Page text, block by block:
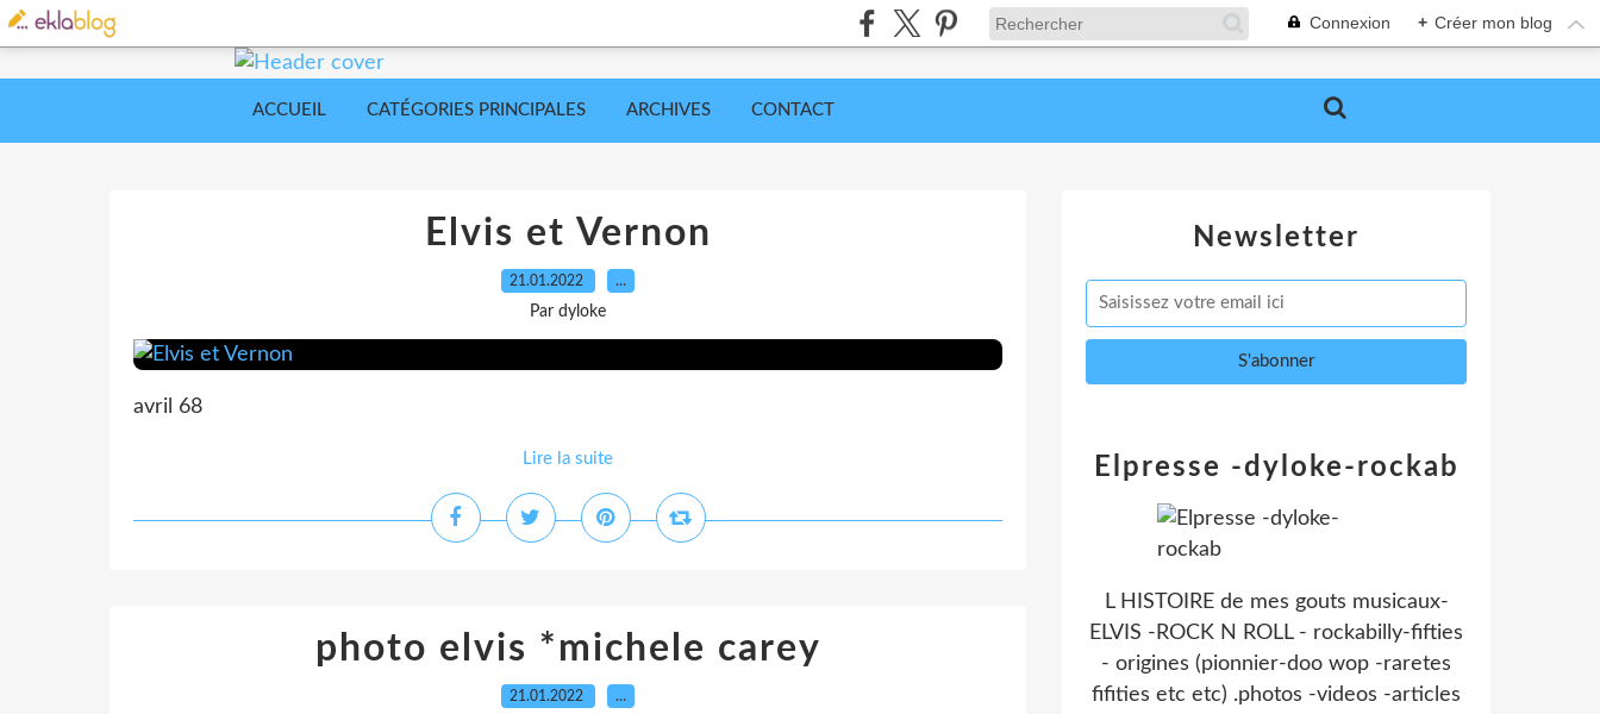
Connexion + Créer mon blog
ACCUEIL CATÉGORIES PRINCIPALES ARCHIVES CONTACT
Elvis et Vernon
21.01.2022 …
Par dyloke
avril 68
Lire la suite
photo elvis *michele carey
21.01.2022 …
Newsletter
Elpresse -dyloke-rockab
L HISTOIRE de mes gouts musicaux-
ELVIS -ROCK N ROLL - rockabilly-fifties
- origines (pionnier-doo wop -raretes
fifities etc etc) .photos -videos -articles